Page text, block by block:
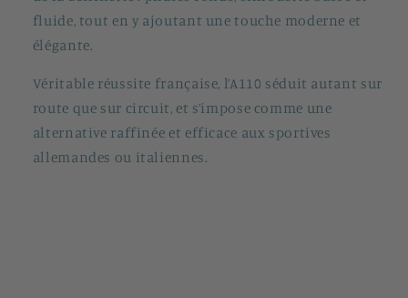
fluide, tout en y ajoutant une touche moderne et
élégante.
Véritable réussite française, l’A110 séduit autant sur
route que sur circuit, et s’impose comme une
alternative raffinée et efficace aux sportives
allemandes ou italiennes.